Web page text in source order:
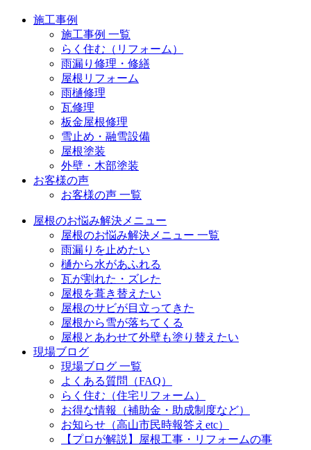
施工事例
施工事例 一覧
らく住む（リフォーム）
雨漏り修理・修繕
屋根リフォーム
雨樋修理
瓦修理
板金屋根修理
雪止め・融雪設備
屋根塗装
外壁・木部塗装
お客様の声
お客様の声 一覧
屋根のお悩み解決メニュー
屋根のお悩み解決メニュー 一覧
雨漏りを止めたい
樋から水があふれる
瓦が割れた・ズレた
屋根を葺き替えたい
屋根のサビが目立ってきた
屋根から雪が落ちてくる
屋根とあわせて外壁も塗り替えたい
現場ブログ
現場ブログ 一覧
よくある質問（FAQ）
らく住む（住宅リフォーム）
お得な情報（補助金・助成制度など）
お知らせ（高山市民時報答えetc）
【プロが解説】屋根工事・リフォームの事